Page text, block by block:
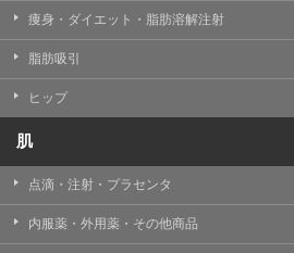
痩身・ダイエット・脂肪溶解注射
脂肪吸引
ヒップ
肌
点滴・注射・プラセンタ
内服薬・外用薬・その他商品